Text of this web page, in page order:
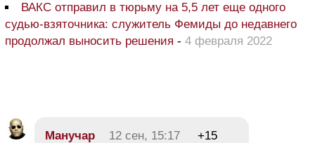
ВАКС отправил в тюрьму на 5,5 лет еще одного
судью-взяточника: служитель Фемиды до недавнего
продолжал выносить решения - 4 февраля 2022
Манучар 12 сен, 15:17 +15